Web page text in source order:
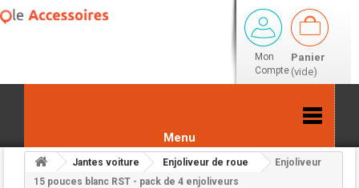
Mon
Compte
Panier
(vide)
Menu
Jantes voiture Enjoliveur de roue
Enjoliveur
15 pouces blanc RST - pack de 4 enjoliveursRetour aux résultats